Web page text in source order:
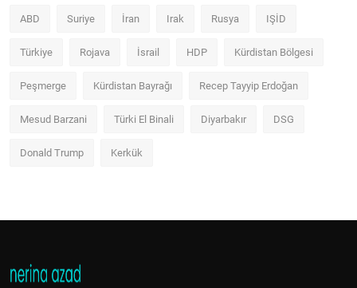
ABD Suriye İran Irak Rusya IŞİD
Türkiye Rojava İsrail HDP Kürdistan Bölgesi
Peşmerge Kürdistan Bayrağı Recep Tayyip Erdoğan
Mesud Barzani Türki El Binali Diyarbakır DSG
Donald Trump Kerkük